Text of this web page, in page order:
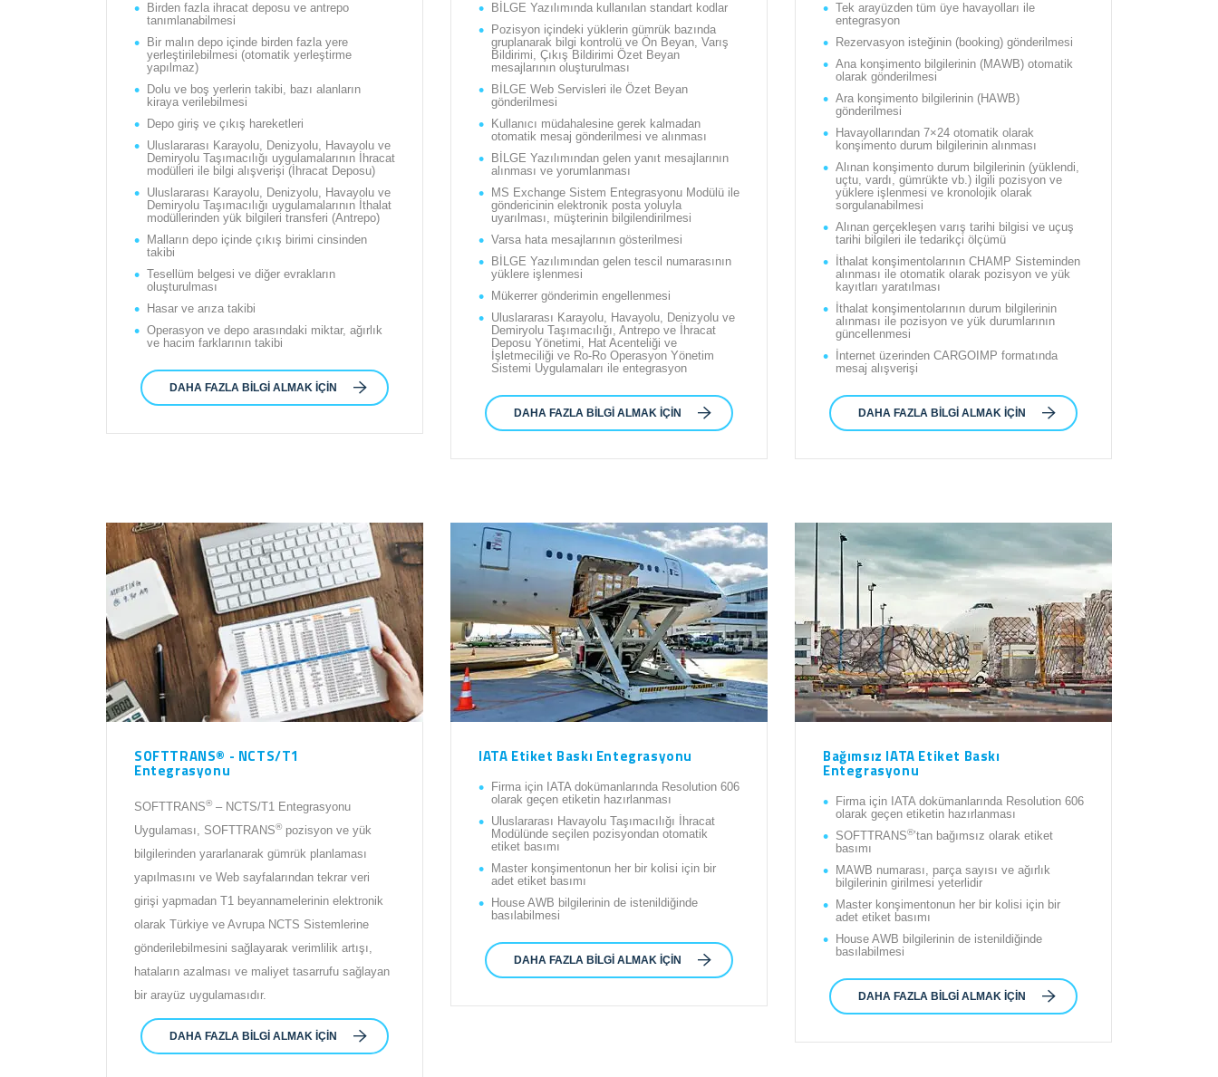
Birden fazla ihracat deposu ve antrepo
tanımlanabilmesi
Bir malın depo içinde birden fazla yere
yerleştirilebilmesi (otomatik yerleştirme
yapılmaz)
Dolu ve boş yerlerin takibi, bazı alanların
kiraya verilebilmesi
Depo giriş ve çıkış hareketleri
Uluslararası Karayolu, Denizyolu, Havayolu ve
Demiryolu Taşımacılığı uygulamalarının İhracat
modülleri ile bilgi alışverişi (İhracat Deposu)
Uluslararası Karayolu, Denizyolu, Havayolu ve
Demiryolu Taşımacılığı uygulamalarının İthalat
modüllerinden yük bilgileri transferi (Antrepo)
Malların depo içinde çıkış birimi cinsinden
takibi
Tesellüm belgesi ve diğer evrakların
oluşturulması
Hasar ve arıza takibi
Operasyon ve depo arasındaki miktar, ağırlık
ve hacim farklarının takibi
DAHA FAZLA BILGI ALMAK IÇIN
BİLGE Yazılımında kullanılan standart kodlar
Pozisyon içindeki yüklerin gümrük bazında
gruplanarak bilgi kontrolü ve Ön Beyan, Varış
Bildirimi, Çıkış Bildirimi Özet Beyan
mesajlarının oluşturulması
BİLGE Web Servisleri ile Özet Beyan
gönderilmesi
Kullanıcı müdahalesine gerek kalmadan
otomatik mesaj gönderilmesi ve alınması
BİLGE Yazılımından gelen yanıt mesajlarının
alınması ve yorumlanması
MS Exchange Sistem Entegrasyonu Modülü ile
göndericinin elektronik posta yoluyla
uyarılması, müşterinin bilgilendirilmesi
Varsa hata mesajlarının gösterilmesi
BİLGE Yazılımından gelen tescil numarasının
yüklere işlenmesi
Mükerrer gönderimin engellenmesi
Uluslararası Karayolu, Havayolu, Denizyolu ve
Demiryolu Taşımacılığı, Antrepo ve İhracat
Deposu Yönetimi, Hat Acenteliği ve
İşletmeciliği ve Ro-Ro Operasyon Yönetim
Sistemi Uygulamaları ile entegrasyon
DAHA FAZLA BILGI ALMAK IÇIN
Tek arayüzden tüm üye havayolları ile
entegrasyon
Rezervasyon isteğinin (booking) gönderilmesi
Ana konşimento bilgilerinin (MAWB) otomatik
olarak gönderilmesi
Ara konşimento bilgilerinin (HAWB)
gönderilmesi
Havayollarından 7×24 otomatik olarak
konşimento durum bilgilerinin alınması
Alınan konşimento durum bilgilerinin (yüklendi,
uçtu, vardı, gümrükte vb.) ilgili pozisyon ve
yüklere işlenmesi ve kronolojik olarak
sorgulanabilmesi
Alınan gerçekleşen varış tarihi bilgisi ve uçuş
tarihi bilgileri ile tedarikçi ölçümü
İthalat konşimentolarının CHAMP Sisteminden
alınması ile otomatik olarak pozisyon ve yük
kayıtları yaratılması
İthalat konşimentolarının durum bilgilerinin
alınması ile pozisyon ve yük durumlarının
güncellenmesi
İnternet üzerinden CARGOIMP formatında
mesaj alışverişi
DAHA FAZLA BILGI ALMAK IÇIN
SOFTTRANS® - NCTS/T1
Entegrasyonu
SOFTTRANS® – NCTS/T1 Entegrasyonu
Uygulaması, SOFTTRANS® pozisyon ve yük
bilgilerinden yararlanarak gümrük planlaması
yapılmasını ve Web sayfalarından tekrar veri
girişi yapmadan T1 beyannamelerinin elektronik
olarak Türkiye ve Avrupa NCTS Sistemlerine
gönderilebilmesini sağlayarak verimlilik artışı,
hataların azalması ve maliyet tasarrufu sağlayan
bir arayüz uygulamasıdır.
DAHA FAZLA BILGI ALMAK IÇIN
IATA Etiket Baskı Entegrasyonu
Firma için IATA dokümanlarında Resolution 606
olarak geçen etiketin hazırlanması
Uluslararası Havayolu Taşımacılığı İhracat
Modülünde seçilen pozisyondan otomatik
etiket basımı
Master konşimentonun her bir kolisi için bir
adet etiket basımı
House AWB bilgilerinin de istenildiğinde
basılabilmesi
DAHA FAZLA BILGI ALMAK IÇIN
Bağımsız IATA Etiket Baskı
Entegrasyonu
Firma için IATA dokümanlarında Resolution 606
olarak geçen etiketin hazırlanması
SOFTTRANS®’tan bağımsız olarak etiket
basımı
MAWB numarası, parça sayısı ve ağırlık
bilgilerinin girilmesi yeterlidir
Master konşimentonun her bir kolisi için bir
adet etiket basımı
House AWB bilgilerinin de istenildiğinde
basılabilmesi
DAHA FAZLA BILGI ALMAK IÇIN